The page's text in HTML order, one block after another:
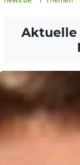
Aktuelle